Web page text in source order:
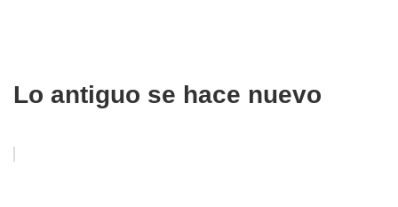
Lo antiguo se hace nuevo